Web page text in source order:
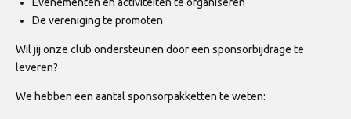
De vereniging te promoten
Wil jij onze club ondersteunen door een sponsorbijdrage te
leveren?
We hebben een aantal sponsorpakketten te weten: